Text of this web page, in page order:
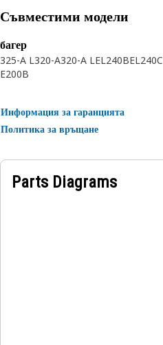
Съвместими модели
багер
325-A L320-A320-A LEL240BEL240C
E200B
Информация за гаранцията
Политика за връщане
Parts Diagrams